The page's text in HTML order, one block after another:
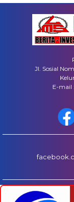
Jl. Sosial
E-mail
HOME